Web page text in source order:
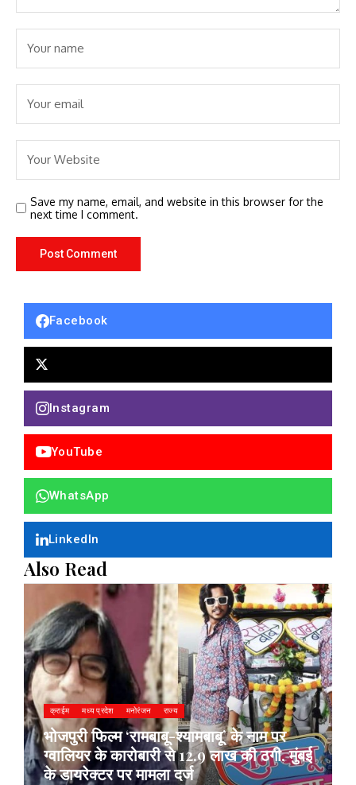
Save my name, email, and website in this browser for the
next time I comment.
Facebook
Instagram
YouTube
WhatsApp
LinkedIn
Also Read
क्राईम मध्य प्रदेश मनोरंजन राज्य
भोजपुरी फिल्म ‘रामबाबू-श्यामबाबू’ के नाम पर
ग्वालियर के कारोबारी से 12.9 लाख की ठगी, मुंबई
के डायरेक्टर पर मामला दर्ज